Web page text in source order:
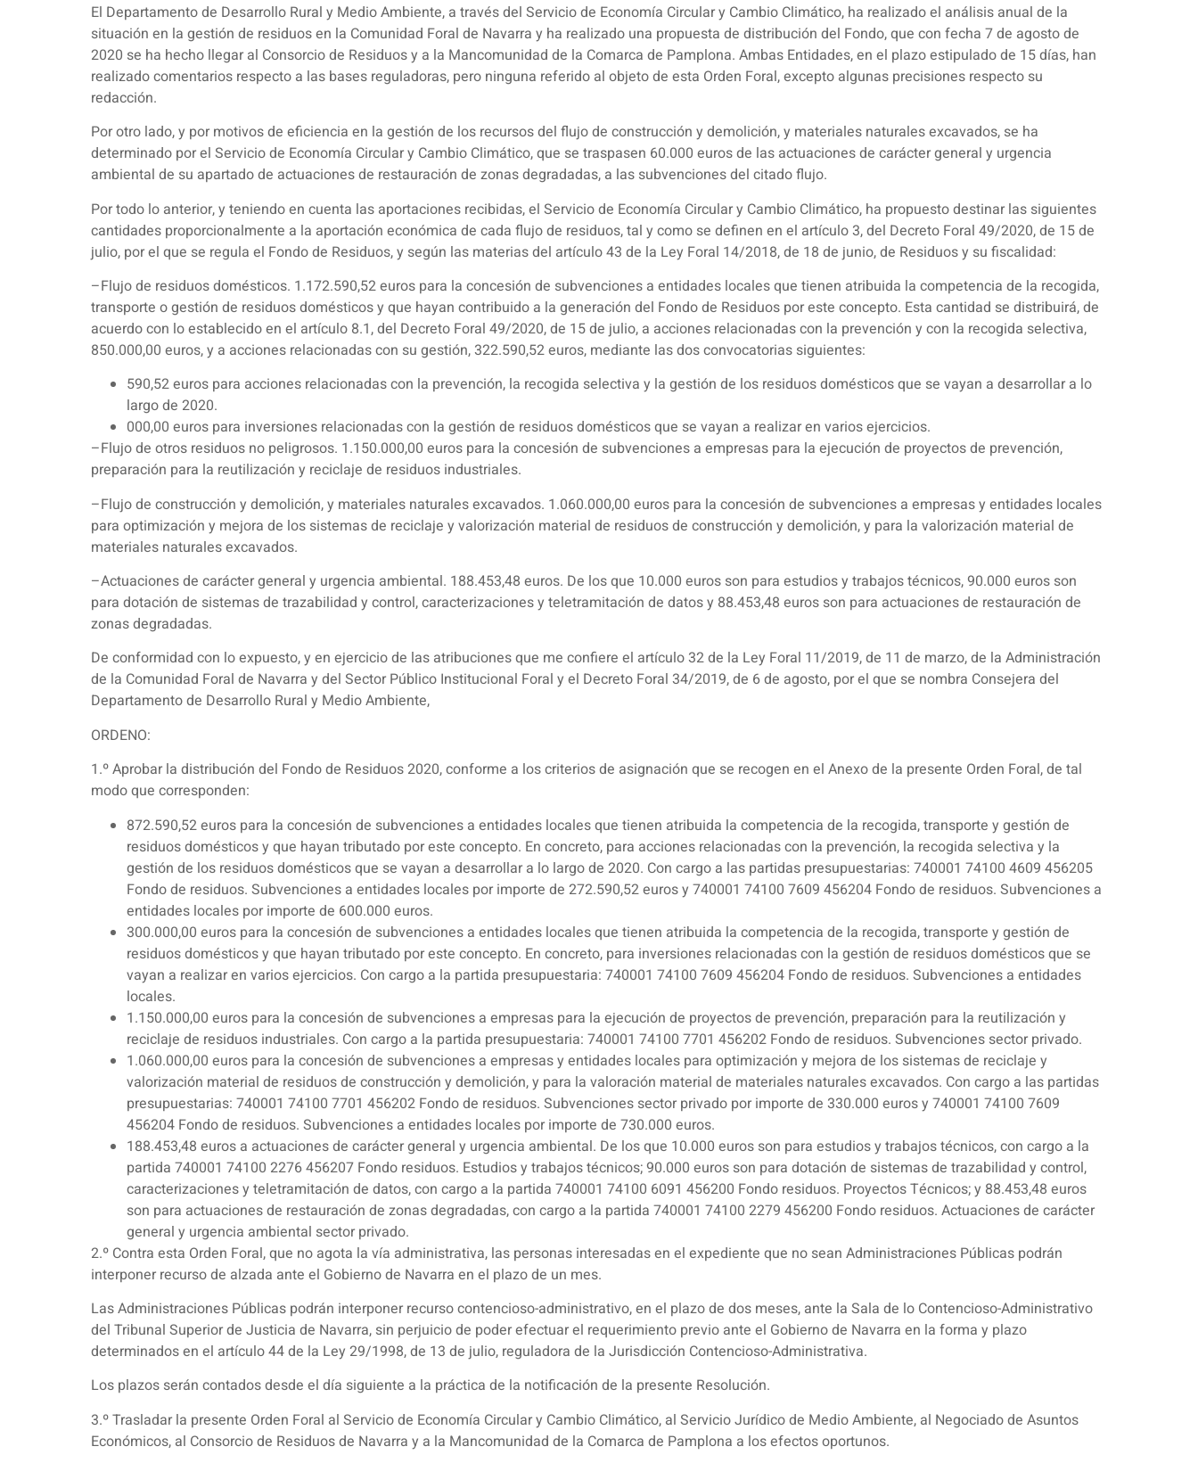
El Departamento de Desarrollo Rural y Medio Ambiente, a través del Servicio de Economía Circular y Cambio Climático, ha realizado el análisis anual de la
situación en la gestión de residuos en la Comunidad Foral de Navarra y ha realizado una propuesta de distribución del Fondo, que con fecha 7 de agosto de
2020 se ha hecho llegar al Consorcio de Residuos y a la Mancomunidad de la Comarca de Pamplona. Ambas Entidades, en el plazo estipulado de 15 días, han
realizado comentarios respecto a las bases reguladoras, pero ninguna referido al objeto de esta Orden Foral, excepto algunas precisiones respecto su
redacción.
Por otro lado, y por motivos de eficiencia en la gestión de los recursos del flujo de construcción y demolición, y materiales naturales excavados, se ha
determinado por el Servicio de Economía Circular y Cambio Climático, que se traspasen 60.000 euros de las actuaciones de carácter general y urgencia
ambiental de su apartado de actuaciones de restauración de zonas degradadas, a las subvenciones del citado flujo.
Por todo lo anterior, y teniendo en cuenta las aportaciones recibidas, el Servicio de Economía Circular y Cambio Climático, ha propuesto destinar las siguientes
cantidades proporcionalmente a la aportación económica de cada flujo de residuos, tal y como se definen en el artículo 3, del Decreto Foral 49/2020, de 15 de
julio, por el que se regula el Fondo de Residuos, y según las materias del artículo 43 de la Ley Foral 14/2018, de 18 de junio, de Residuos y su fiscalidad:
–Flujo de residuos domésticos. 1.172.590,52 euros para la concesión de subvenciones a entidades locales que tienen atribuida la competencia de la recogida,
transporte o gestión de residuos domésticos y que hayan contribuido a la generación del Fondo de Residuos por este concepto. Esta cantidad se distribuirá, de
acuerdo con lo establecido en el artículo 8.1, del Decreto Foral 49/2020, de 15 de julio, a acciones relacionadas con la prevención y con la recogida selectiva,
850.000,00 euros, y a acciones relacionadas con su gestión, 322.590,52 euros, mediante las dos convocatorias siguientes:
590,52 euros para acciones relacionadas con la prevención, la recogida selectiva y la gestión de los residuos domésticos que se vayan a desarrollar a lo
largo de 2020.
000,00 euros para inversiones relacionadas con la gestión de residuos domésticos que se vayan a realizar en varios ejercicios.
–Flujo de otros residuos no peligrosos. 1.150.000,00 euros para la concesión de subvenciones a empresas para la ejecución de proyectos de prevención,
preparación para la reutilización y reciclaje de residuos industriales.
–Flujo de construcción y demolición, y materiales naturales excavados. 1.060.000,00 euros para la concesión de subvenciones a empresas y entidades locales
para optimización y mejora de los sistemas de reciclaje y valorización material de residuos de construcción y demolición, y para la valorización material de
materiales naturales excavados.
–Actuaciones de carácter general y urgencia ambiental. 188.453,48 euros. De los que 10.000 euros son para estudios y trabajos técnicos, 90.000 euros son
para dotación de sistemas de trazabilidad y control, caracterizaciones y teletramitación de datos y 88.453,48 euros son para actuaciones de restauración de
zonas degradadas.
De conformidad con lo expuesto, y en ejercicio de las atribuciones que me confiere el artículo 32 de la Ley Foral 11/2019, de 11 de marzo, de la Administración
de la Comunidad Foral de Navarra y del Sector Público Institucional Foral y el Decreto Foral 34/2019, de 6 de agosto, por el que se nombra Consejera del
Departamento de Desarrollo Rural y Medio Ambiente,
ORDENO:
1.º Aprobar la distribución del Fondo de Residuos 2020, conforme a los criterios de asignación que se recogen en el Anexo de la presente Orden Foral, de tal
modo que corresponden:
872.590,52 euros para la concesión de subvenciones a entidades locales que tienen atribuida la competencia de la recogida, transporte y gestión de
residuos domésticos y que hayan tributado por este concepto. En concreto, para acciones relacionadas con la prevención, la recogida selectiva y la
gestión de los residuos domésticos que se vayan a desarrollar a lo largo de 2020. Con cargo a las partidas presupuestarias: 740001 74100 4609 456205
Fondo de residuos. Subvenciones a entidades locales por importe de 272.590,52 euros y 740001 74100 7609 456204 Fondo de residuos. Subvenciones a
entidades locales por importe de 600.000 euros.
300.000,00 euros para la concesión de subvenciones a entidades locales que tienen atribuida la competencia de la recogida, transporte y gestión de
residuos domésticos y que hayan tributado por este concepto. En concreto, para inversiones relacionadas con la gestión de residuos domésticos que se
vayan a realizar en varios ejercicios. Con cargo a la partida presupuestaria: 740001 74100 7609 456204 Fondo de residuos. Subvenciones a entidades
locales.
1.150.000,00 euros para la concesión de subvenciones a empresas para la ejecución de proyectos de prevención, preparación para la reutilización y
reciclaje de residuos industriales. Con cargo a la partida presupuestaria: 740001 74100 7701 456202 Fondo de residuos. Subvenciones sector privado.
1.060.000,00 euros para la concesión de subvenciones a empresas y entidades locales para optimización y mejora de los sistemas de reciclaje y
valorización material de residuos de construcción y demolición, y para la valoración material de materiales naturales excavados. Con cargo a las partidas
presupuestarias: 740001 74100 7701 456202 Fondo de residuos. Subvenciones sector privado por importe de 330.000 euros y 740001 74100 7609
456204 Fondo de residuos. Subvenciones a entidades locales por importe de 730.000 euros.
188.453,48 euros a actuaciones de carácter general y urgencia ambiental. De los que 10.000 euros son para estudios y trabajos técnicos, con cargo a la
partida 740001 74100 2276 456207 Fondo residuos. Estudios y trabajos técnicos; 90.000 euros son para dotación de sistemas de trazabilidad y control,
caracterizaciones y teletramitación de datos, con cargo a la partida 740001 74100 6091 456200 Fondo residuos. Proyectos Técnicos; y 88.453,48 euros
son para actuaciones de restauración de zonas degradadas, con cargo a la partida 740001 74100 2279 456200 Fondo residuos. Actuaciones de carácter
general y urgencia ambiental sector privado.
2.º Contra esta Orden Foral, que no agota la vía administrativa, las personas interesadas en el expediente que no sean Administraciones Públicas podrán
interponer recurso de alzada ante el Gobierno de Navarra en el plazo de un mes.
Las Administraciones Públicas podrán interponer recurso contencioso-administrativo, en el plazo de dos meses, ante la Sala de lo Contencioso-Administrativo
del Tribunal Superior de Justicia de Navarra, sin perjuicio de poder efectuar el requerimiento previo ante el Gobierno de Navarra en la forma y plazo
determinados en el artículo 44 de la Ley 29/1998, de 13 de julio, reguladora de la Jurisdicción Contencioso-Administrativa.
Los plazos serán contados desde el día siguiente a la práctica de la notificación de la presente Resolución.
3.º Trasladar la presente Orden Foral al Servicio de Economía Circular y Cambio Climático, al Servicio Jurídico de Medio Ambiente, al Negociado de Asuntos
Económicos, al Consorcio de Residuos de Navarra y a la Mancomunidad de la Comarca de Pamplona a los efectos oportunos.